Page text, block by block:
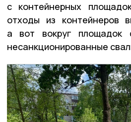
с контейнерных
отходы из контейнеров
а вот вокруг площадок
несанкционированные